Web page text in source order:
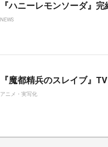
『ハニーレモンソーダ』
NEWS
『魔都精兵のスレイブ』
アニメ・実写化